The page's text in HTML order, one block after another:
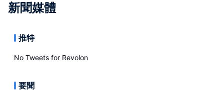
新聞媒體
推特
No Tweets for Revolon
要聞